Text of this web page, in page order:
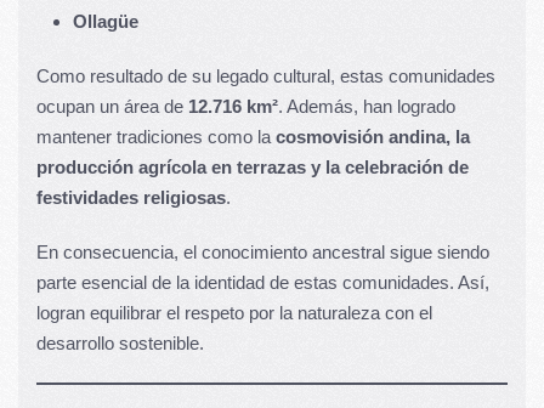
Ollagüe
Como resultado de su legado cultural, estas comunidades
ocupan un área de 12.716 km². Además, han logrado
mantener tradiciones como la cosmovisión andina, la
producción agrícola en terrazas y la celebración de
festividades religiosas.
En consecuencia, el conocimiento ancestral sigue siendo
parte esencial de la identidad de estas comunidades. Así,
logran equilibrar el respeto por la naturaleza con el
desarrollo sostenible.